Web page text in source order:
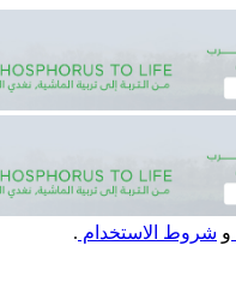
و شروط الاستخدام .